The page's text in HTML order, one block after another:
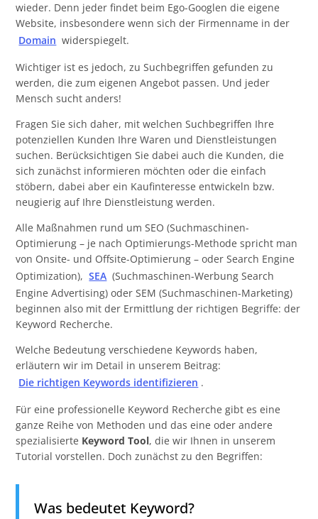
wieder. Denn jeder findet beim Ego-Googlen die eigene
Website, insbesondere wenn sich der Firmenname in der
Domain widerspiegelt.
Wichtiger ist es jedoch, zu Suchbegriffen gefunden zu
werden, die zum eigenen Angebot passen. Und jeder
Mensch sucht anders!
Fragen Sie sich daher, mit welchen Suchbegriffen Ihre
potenziellen Kunden Ihre Waren und Dienstleistungen
suchen. Berücksichtigen Sie dabei auch die Kunden, die
sich zunächst informieren möchten oder die einfach
stöbern, dabei aber ein Kaufinteresse entwickeln bzw.
neugierig auf Ihre Dienstleistung werden.
Alle Maßnahmen rund um SEO (Suchmaschinen-
Optimierung – je nach Optimierungs-Methode spricht man
von Onsite- und Offsite-Optimierung – oder Search Engine
Optimization), SEA (Suchmaschinen-Werbung Search
Engine Advertising) oder SEM (Suchmaschinen-Marketing)
beginnen also mit der Ermittlung der richtigen Begriffe: der
Keyword Recherche.
Welche Bedeutung verschiedene Keywords haben,
erläutern wir im Detail in unserem Beitrag:
Die richtigen Keywords identifizieren .
Für eine professionelle Keyword Recherche gibt es eine
ganze Reihe von Methoden und das eine oder andere
spezialisierte Keyword Tool, die wir Ihnen in unserem
Tutorial vorstellen. Doch zunächst zu den Begriffen:
Was bedeutet Keyword?